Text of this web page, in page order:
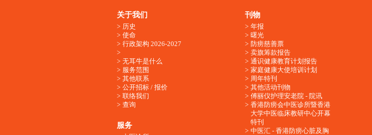
关于我们
历史
使命
行政架构 2026-2027
无耳牛是什么
服务范围
其他联系
公开招标 / 报价
联络我们
查询
服务
刊物
年报
曙光
防痨慈善票
卖旗筹款报告
通识健康教育计划报告
家庭健康大使培训计划
周年特刊
其他活动刊物
傅丽仪护理安老院 - 院讯
香港防痨会中医诊所暨香港
大学中医临床教研中心开幕
特刊
中医汇 - 香港防痨心脏及胸